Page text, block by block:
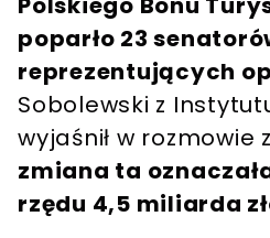
poparło 23
reprezentujących
Sobolewski z
wyjaśnił w rozmowie
zmiana ta
rzędu 4,5 miliarda